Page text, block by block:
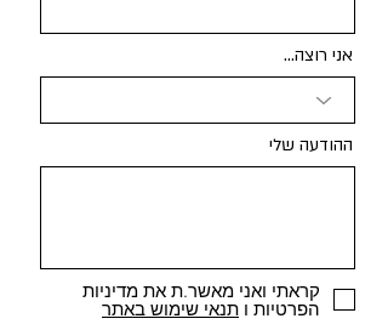
אני רוצה...
ההודעה שלי
קראתי ואני מאשר.ת את מדיניות
הפרטיות ו תנאי שימוש באתר